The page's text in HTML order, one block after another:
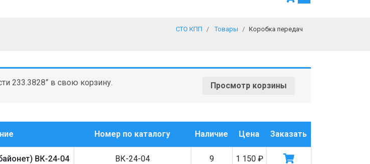
СТО КПП Товары Коробка передач
Просмотр корзины
233.3828” в свою корзину.
Номер по каталогу Наличие Цена Заказать
ВК-24-04 ВК-24-04 9 1 150 ₽